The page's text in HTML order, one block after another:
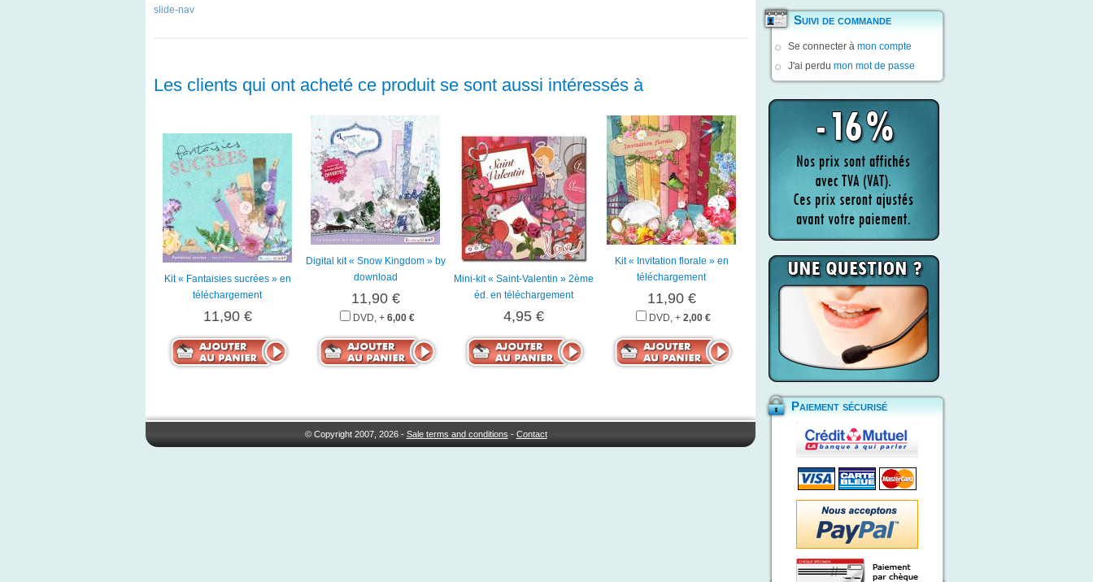
slide-nav
Les clients qui ont acheté ce produit se sont aussi intéressés à
Kit « Fantaisies sucrées » en
téléchargement
11,90 €
Digital kit « Snow Kingdom » by
download
11,90 €
DVD, + 6,00 €
Mini-kit « Saint-Valentin » 2ème
éd. en téléchargement
4,95 €
Kit « Invitation florale » en
téléchargement
11,90 €
DVD, + 2,00 €
© Copyright 2007, 2026 - Sale terms and conditions - Contact
Suivi de commande
Se connecter à mon compte
J'ai perdu mon mot de passe
Paiement sécurisé